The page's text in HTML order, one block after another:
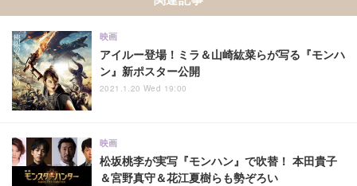
アイルー登場！ミラ＆山崎紘菜らが写る『モンハ
ン』新ポスター公開
映画
2021.1.20 Wed 19:00
松坂桃李が実写『モンハン』で吹替！ 本田貴子
＆宮野真守＆花江夏樹らも勢ぞろい
映画